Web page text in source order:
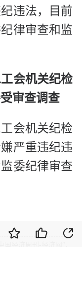
违法，目前
律审查和监
会机关纪检
审查调查
会机关纪检
严重违纪违
委纪律审查